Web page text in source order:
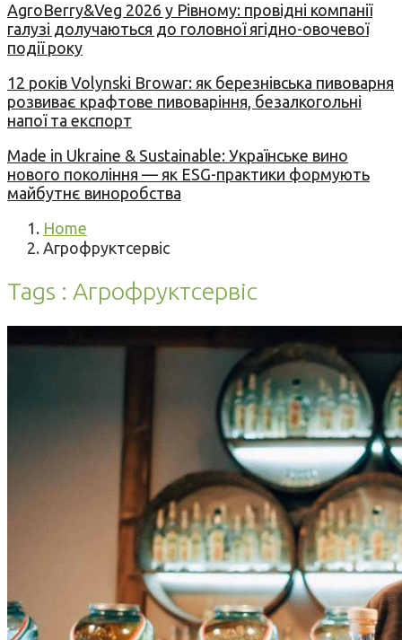
AgroBerry&Veg 2026 у Рівному: провідні компанії
галузі долучаються до головної ягідно-овочевої
події року
12 років Volynski Browar: як березнівська пивоварня
розвиває крафтове пивоваріння, безалкогольні
напої та експорт
Made in Ukraine & Sustainable: Українське вино
нового покоління — як ESG-практики формують
майбутнє виноробства
Home
Агрофруктсервіс
Tags : Агрофруктсервіс